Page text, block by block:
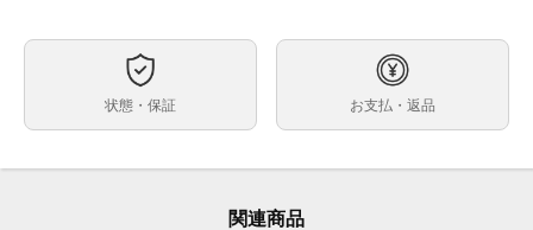
約40mm
最大約20.5cm※トケマー管理部門では調整不可・メー
カー等にご依頼ください。
状態・保証 お支払・返品
関連商品